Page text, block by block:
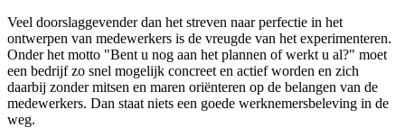
Veel doorslaggevender dan het streven naar perfectie in het
ontwerpen van medewerkers is de vreugde van het experimenteren.
Onder het motto "Bent u nog aan het plannen of werkt u al?" moet
een bedrijf zo snel mogelijk concreet en actief worden en zich
daarbij zonder mitsen en maren oriënteren op de belangen van de
medewerkers. Dan staat niets een goede werknemersbeleving in de
weg.